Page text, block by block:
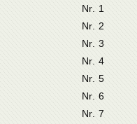
Nr. 1
Nr. 2
Nr. 3
Nr. 4
Nr. 5
Nr. 6
Nr. 7